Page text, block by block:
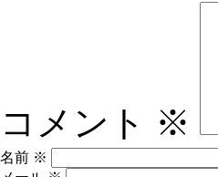
コメント ※
名前 ※